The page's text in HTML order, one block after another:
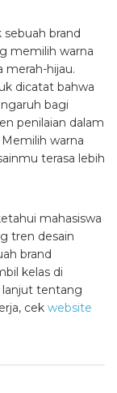
brand
memilih warna
merah-hijau.
dicatat bahwa
bagi
penilaian dalam
warna
terasa lebih
mahasiswa
tren desain
brand
kelas di
lanjut tentang
cek website